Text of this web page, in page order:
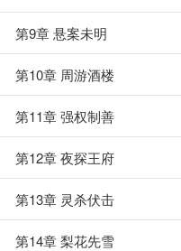
第9章 悬案未明
第10章 周游酒楼
第11章 强权制善
第12章 夜探王府
第13章 灵杀伏击
第14章 梨花先雪